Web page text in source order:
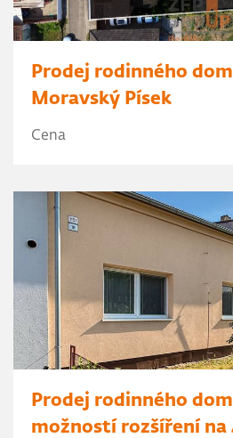
Prodej rodinného
Moravský Písek
Cena
Prodej rodinného
možností rozšíření na